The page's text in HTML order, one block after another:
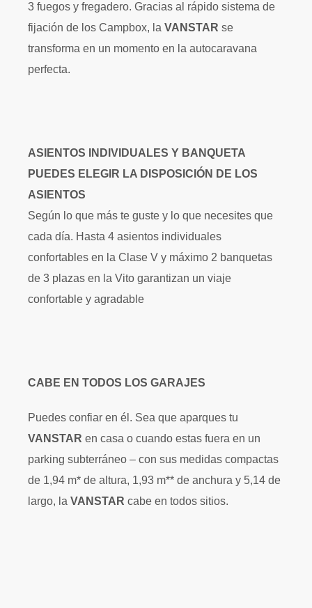
3 fuegos y fregadero. Gracias al rápido sistema de
fijación de los Campbox, la VANSTAR se
transforma en un momento en la autocaravana
perfecta.
ASIENTOS INDIVIDUALES Y BANQUETA
PUEDES ELEGIR LA DISPOSICIÓN DE LOS
ASIENTOS
Según lo que más te guste y lo que necesites que
cada día. Hasta 4 asientos individuales
confortables en la Clase V y máximo 2 banquetas
de 3 plazas en la Vito garantizan un viaje
confortable y agradable
CABE EN TODOS LOS GARAJES
Puedes confiar en él. Sea que aparques tu
VANSTAR en casa o cuando estas fuera en un
parking subterráneo – con sus medidas compactas
de 1,94 m* de altura, 1,93 m** de anchura y 5,14 de
largo, la VANSTAR cabe en todos sitios.